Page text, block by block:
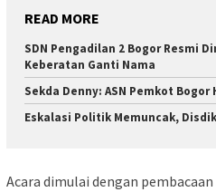
READ MORE
SDN Pengadilan 2 Bogor Resmi
Keberatan Ganti Nama
Sekda Denny: ASN Pemkot
Eskalasi Politik Memuncak,
Acara dimulai dengan pembacaan